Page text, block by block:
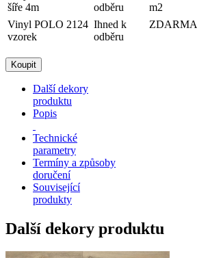
šíře 4m
odběru
m2
Vinyl POLO 2124
vzorek
Ihned k
odběru
ZDARMA
Další dekory
produktu
Popis
Technické
parametry
Termíny a způsoby
doručení
Související
produkty
Další dekory produktu